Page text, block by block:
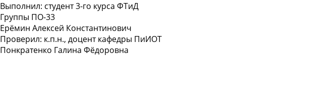
Выполнил: студент 3-го курса ФТиД
Группы ПО-33
Ерёмин Алексей Константинович
Проверил: к.п.н., доцент кафедры ПиИОТ
Понкратенко Галина Фёдоровна